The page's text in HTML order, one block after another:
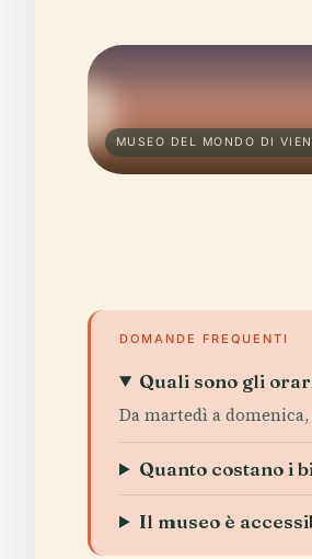
MUSEO DEL MONDO DI
DOMANDE FREQUENTI
Quali sono gli
Da martedì a
Quanto costano i
Il museo è